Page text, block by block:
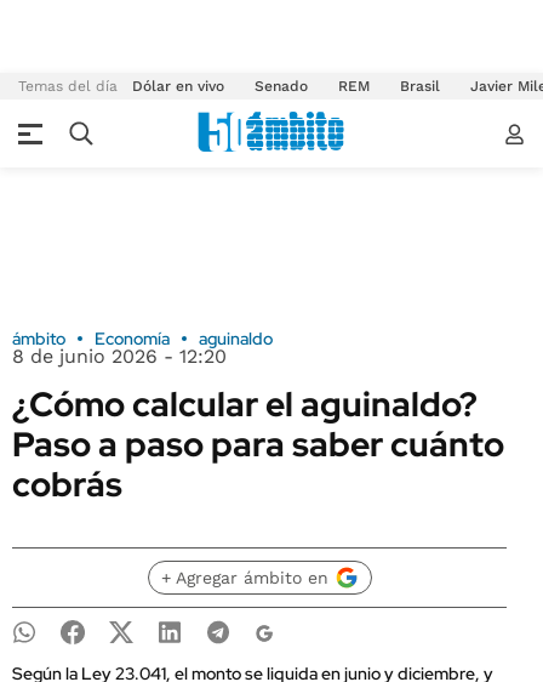
Temas del día Dólar en vivo Senado REM Brasil Javier
ámbito Economía aguinaldo
8 de junio 2026 - 12:20
¿Cómo calcular el aguinaldo?
Paso a paso para saber cuánto
cobrás
+ Agregar ámbito en
Según la Ley 23.041, el monto se liquida en junio y diciembre, y